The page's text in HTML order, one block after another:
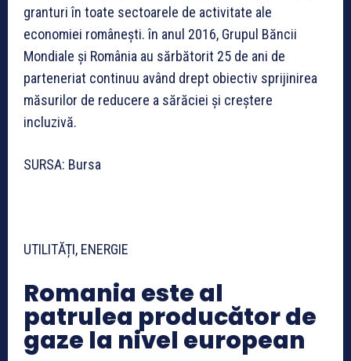
granturi în toate sectoarele de activitate ale
economiei românești. în anul 2016, Grupul Băncii
Mondiale și România au sărbătorit 25 de ani de
parteneriat continuu având drept obiectiv sprijinirea
măsurilor de reducere a sărăciei și creștere
incluzivă.
SURSA: Bursa
UTILITĂȚI, ENERGIE
Romania este al
patrulea producător de
gaze la nivel european